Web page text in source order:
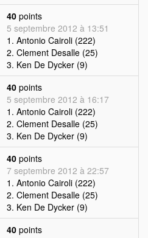
40 points
5 septembre 2012 à 13:51
1. Antonio Cairoli (222)
2. Clement Desalle (25)
3. Ken De Dycker (9)
40 points
5 septembre 2012 à 16:17
1. Antonio Cairoli (222)
2. Clement Desalle (25)
3. Ken De Dycker (9)
40 points
7 septembre 2012 à 22:57
1. Antonio Cairoli (222)
2. Clement Desalle (25)
3. Ken De Dycker (9)
40 points